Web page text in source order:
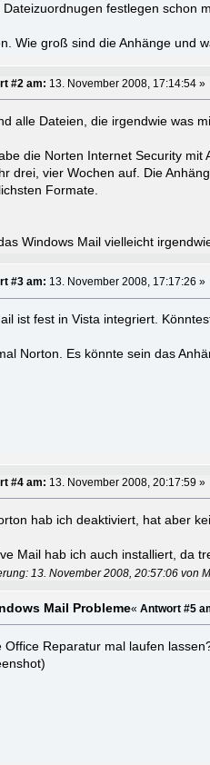
Dateizuordnugen festlegen schon
Wie groß sind die Anhänge und
#2 am: 13. November 2008, 17:14:54 »
alle Dateien, die irgendwie was
die Norten Internet Security
drei, vier Wochen auf. Die
Formate.
Windows Mail vielleicht
#3 am: 13. November 2008, 17:17:26 »
ist fest in Vista integriert.
Norton. Es könnte sein das
#4 am: 13. November 2008, 20:17:59 »
hab ich deaktiviert, hat aber
Mail hab ich auch installiert, da
13. November 2008, 20:57:06 von
Mail Probleme«Antwort #5
Office Reparatur mal laufen